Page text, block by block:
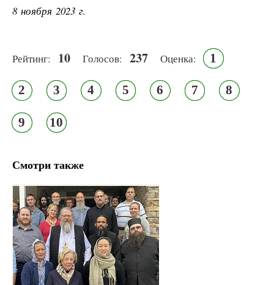
8 ноября 2023 г.
Рейтинг: 10 Голосов: 237 Оценка: 1
2 3 4 5 6 7 8
9 10
Смотри также